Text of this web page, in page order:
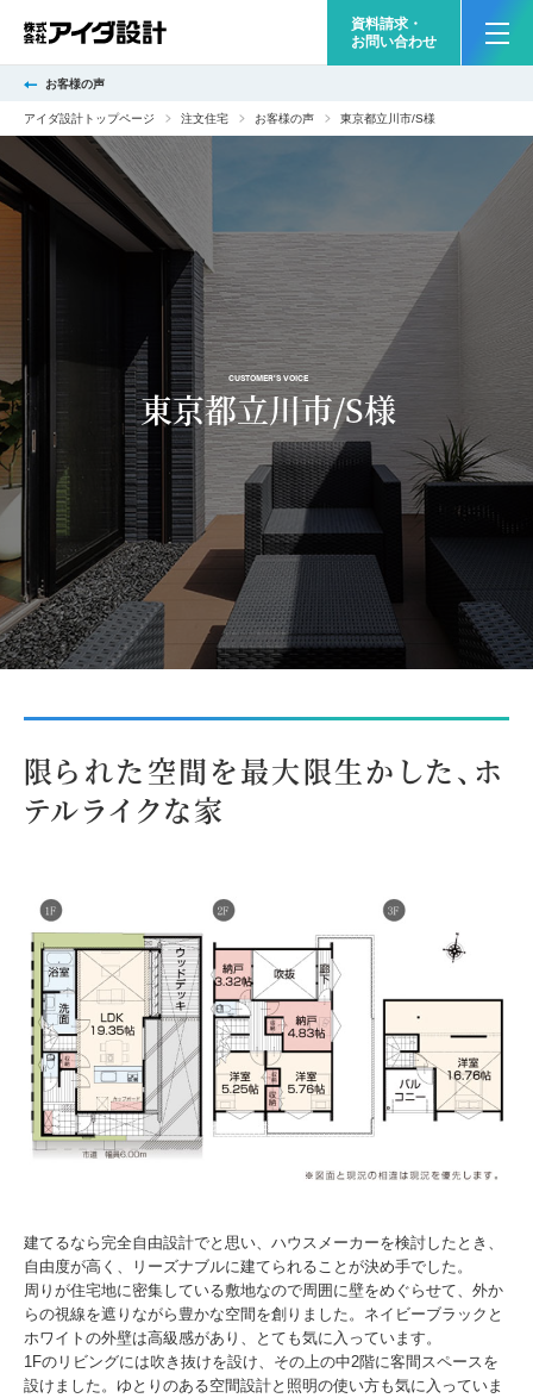
資料請求・
お問い合わせ
お客様の声
アイダ設計トップページ 注文住宅 お客様の声 東京都立川市/S様
CUSTOMER'S VOICE
東京都立川市/S様
限られた空間を最大限生かした、ホ
テルライクな家
建てるなら完全自由設計でと思い、ハウスメーカーを検討したとき、
自由度が高く、リーズナブルに建てられることが決め手でした。
周りが住宅地に密集している敷地なので周囲に壁をめぐらせて、外か
らの視線を遮りながら豊かな空間を創りました。ネイビーブラックと
ホワイトの外壁は高級感があり、とても気に入っています。
1Fのリビングには吹き抜けを設け、その上の中2階に客間スペースを
設けました。ゆとりのある空間設計と照明の使い方も気に入っていま